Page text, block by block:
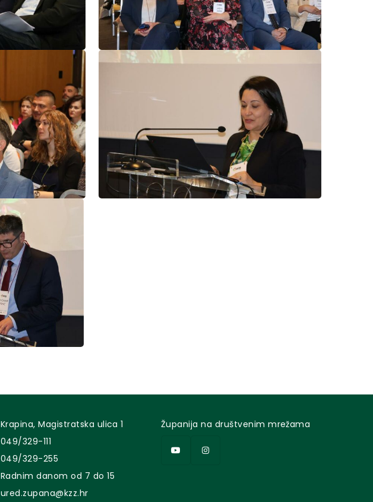
Krapina, Magistratska ulica 1
049/329-111
049/329-255
Radnim danom od 7 do 15
ured.zupana@kzz.hr
Županija na društvenim mrežama